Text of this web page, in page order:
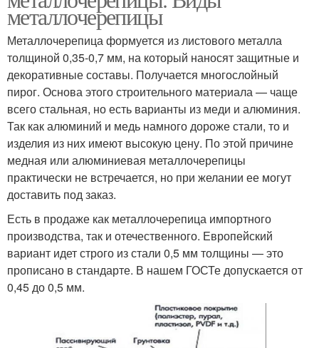
металлочерепицы
Металлочерепица формуется из листового металла
толщиной 0,35-0,7 мм, на который наносят защитные и
декоративные составы. Получается многослойный
пирог. Основа этого строительного материала — чаще
всего стальная, но есть варианты из меди и алюминия.
Так как алюминий и медь намного дороже стали, то и
изделия из них имеют высокую цену. По этой причине
медная или алюминиевая металлочерепицы
практически не встречается, но при желании ее могут
доставить под заказ.
Есть в продаже как металлочерепица импортного
производства, так и отечественного. Европейский
вариант идет строго из стали 0,5 мм толщины — это
прописано в стандарте. В нашем ГОСТе допускается от
0,45 до 0,5 мм.